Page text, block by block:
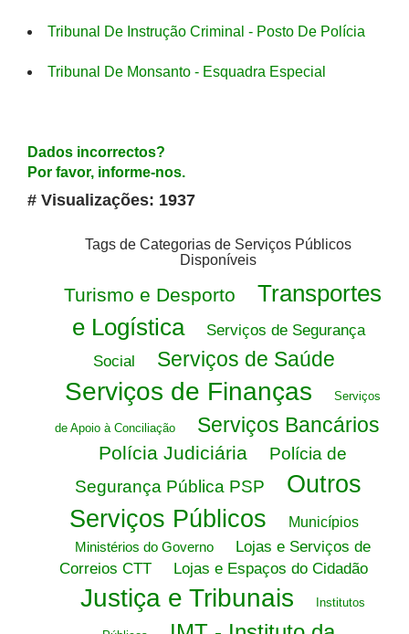
Tribunal De Instrução Criminal - Posto De Polícia
Tribunal De Monsanto - Esquadra Especial
Dados incorrectos?
Por favor, informe-nos.
# Visualizações: 1937
Tags de Categorias de Serviços Públicos
Disponíveis
Turismo e Desporto
Transportes
e Logística
Serviços de Segurança
Social
Serviços de Saúde
Serviços de Finanças Serviços
de Apoio à Conciliação Serviços Bancários
Polícia Judiciária
Polícia de
Segurança Pública PSP
Outros
Serviços Públicos
Municípios
Ministérios do Governo
Lojas e Serviços de
Correios CTT
Lojas e Espaços do Cidadão
Justiça e Tribunais Institutos